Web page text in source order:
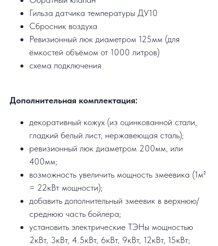
Гильза датчика температуры ДУ10
Сбросник воздуха
Ревизионный люк диаметром 125мм (для
ёмкостей объёмом от 1000 литров)
схема подключения
Дополнительная комплектация:
декоративный кожух (из оцинкованной стали,
гладкий белый лист, нержавеющая сталь);
ревизионный люк диаметром 200мм, или
400мм;
возможность увеличить мощность змеевика (1м²
= 22кВт мощности);
добавить дополнительный змеевик в верхнюю/
среднюю часть бойлера;
установить электрические ТЭНы мощностью
2кВт, 3кВт, 4.5кВт, 6кВт, 9кВт, 12кВт, 15кВт;